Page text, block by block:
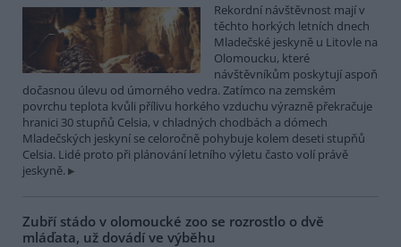
Rekordní návštěvnost mají v
těchto horkých letních dnech
Mladečské jeskyně u Litovle na
Olomoucku, které
návštěvníkům poskytují aspoň
dočasnou úlevu od úmorného vedra. Zatímco na zemském
povrchu teplota kvůli přílivu horkého vzduchu výrazně překračuje
hranici 30 stupňů Celsia, v chladných chodbách a dómech
Mladečských jeskyní se celoročně pohybuje kolem deseti stupňů
Celsia. Lidé proto při plánování letního výletu často volí právě
jeskyně.
Zubří stádo v olomoucké zoo se rozrostlo o dvě
mláďata, už dovádí ve výběhu